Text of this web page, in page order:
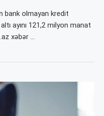
bank olmayan kredit
ayını 121,2 milyon manat
xəbər …